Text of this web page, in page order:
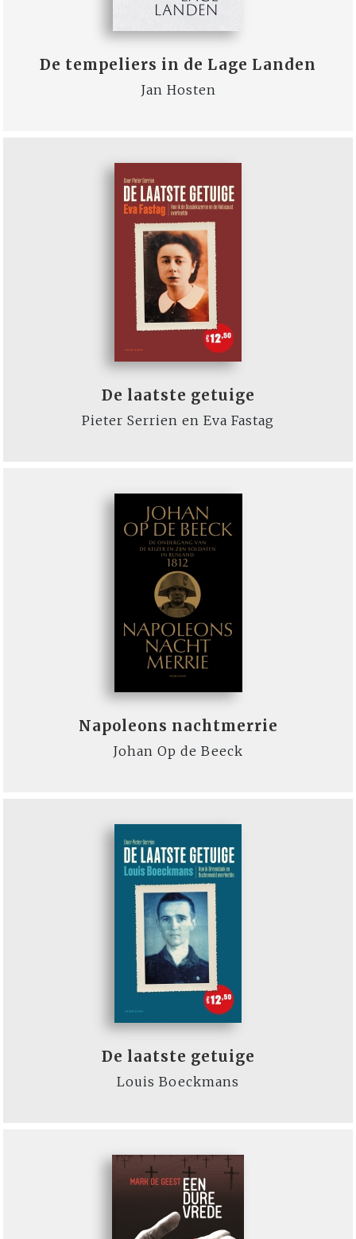
De tempeliers in de Lage Landen
Jan Hosten
De laatste getuige
Pieter Serrien en Eva Fastag
Napoleons nachtmerrie
Johan Op de Beeck
De laatste getuige
Louis Boeckmans